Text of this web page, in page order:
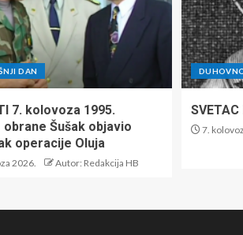
DAN
7. kolovoza 1995.
Šušak objavio
operacije Oluja
2026. Autor: Redakcija HB
7.